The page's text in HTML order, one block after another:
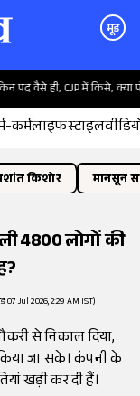
मूड
वैसे ही, CJP में किसे, क्या पोस्ट
कर्मलाइफस्टाइल
किशोर मानसून
4800 लोगों की
07 Jul 2026, 2:29 AM IST)
से निकाल दिया,
जा सके। कंपनी के
खड़ी कर दी हैं।